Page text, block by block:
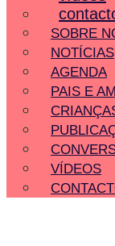
SOBRE
NOTÍCIAS
AGENDA
PAIS E
VÍDEOS